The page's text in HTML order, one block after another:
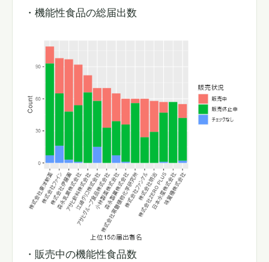
・機能性食品の総届出数
・販売中の機能性食品数